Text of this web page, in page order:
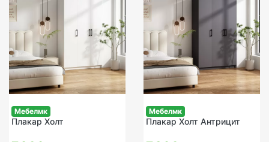
Мебелмк
Плакар Холт
Мебелмк
Плакар Холт Антрицит